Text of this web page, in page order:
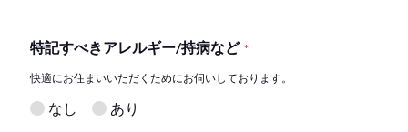
特記すべきアレルギー/持病など *
快適にお住まいいただくためにお伺いしております。
なし あり